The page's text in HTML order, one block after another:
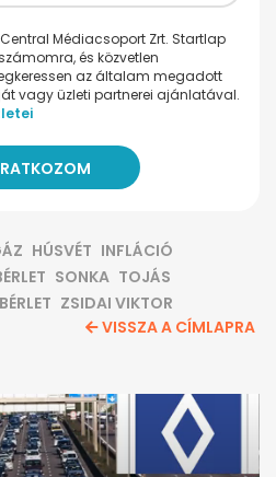
Médiacsoport Zrt. Startlap
és közvetlen
az általam megadott
vagy üzleti partnerei ajánlatával.
HÚSVÉT INFLÁCIÓ
SONKA TOJÁS
ZSIDAI VIKTOR
VISSZA A CÍMLAPRA